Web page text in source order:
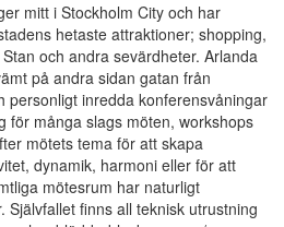
mitt i Stockholm City och har
hetaste attraktioner; shopping,
och andra sevärdheter. Arlanda
på andra sidan gatan från
personligt inredda konferensvåningar
för många slags möten, workshops
mötets tema för att skapa
dynamik, harmoni eller för att
mötesrum har naturligt
Självfallet finns all teknisk utrustning